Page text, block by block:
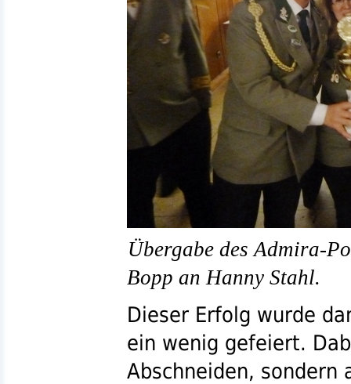
Übergabe des Admira-
Bopp an Hanny Stahl.
Dieser Erfolg wurde
ein wenig gefeiert.
Abschneiden, sondern